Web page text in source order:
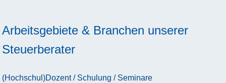
Arbeitsgebiete & Branchen unserer
Steuerberater
(Hochschul)Dozent / Schulung / Seminare